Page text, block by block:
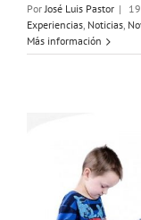
Por José Luis Pastor |
Experiencias Noticias
Más información